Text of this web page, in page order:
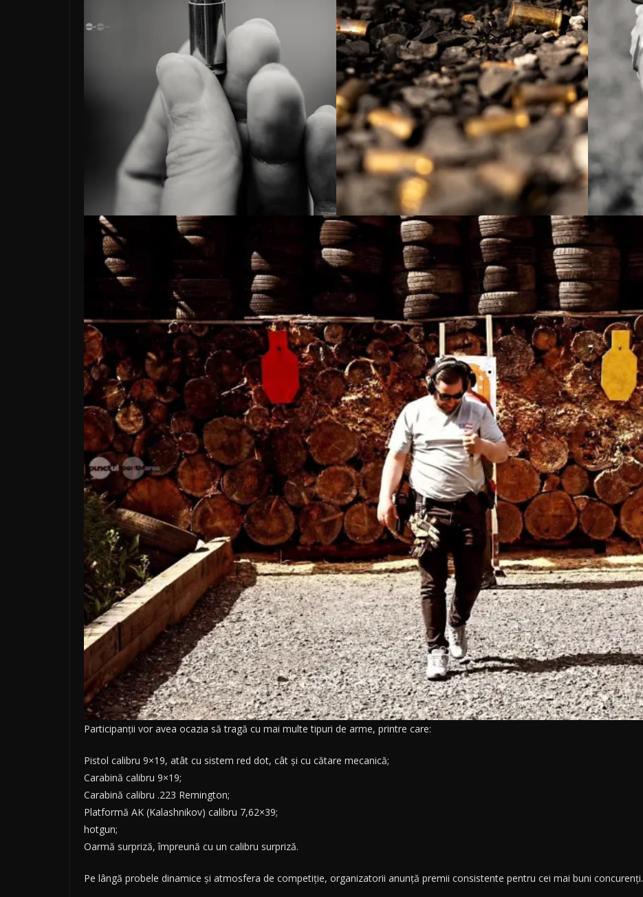
Participanții vor avea ocazia să tragă cu mai multe tipuri de arme, printre care:
Pistol calibru 9×19, atât cu sistem red dot, cât și cu cătare mecanică;
Carabină calibru 9×19;
Carabină calibru .223 Remington;
Platformă AK (Kalashnikov) calibru 7,62×39;
hotgun;
Oarmă surpriză, împreună cu un calibru surpriză.
Pe lângă probele dinamice și atmosfera de competiție, organizatorii anunță premii consistente pentru cei mai buni concurenți.